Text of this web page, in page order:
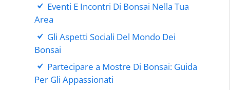
Eventi E Incontri Di Bonsai Nella Tua
Area
Gli Aspetti Sociali Del Mondo Dei
Bonsai
Partecipare a Mostre Di Bonsai: Guida
Per Gli Appassionati